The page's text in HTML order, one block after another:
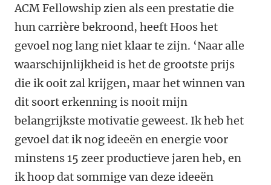
ACM Fellowship zien als een prestatie die
hun carrière bekroond, heeft Hoos het
gevoel nog lang niet klaar te zijn. ‘Naar alle
waarschijnlijkheid is het de grootste prijs
die ik ooit zal krijgen, maar het winnen van
dit soort erkenning is nooit mijn
belangrijkste motivatie geweest. Ik heb het
gevoel dat ik nog ideeën en energie voor
minstens 15 zeer productieve jaren heb, en
ik hoop dat sommige van deze ideeën